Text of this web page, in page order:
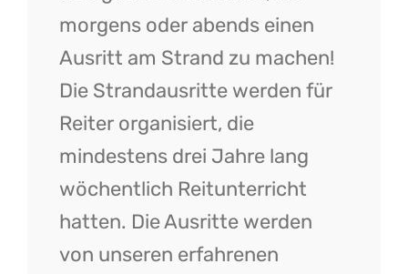
morgens oder abends einen
Ausritt am Strand zu machen!
Die Strandausritte werden für
Reiter organisiert, die
mindestens drei Jahre lang
wöchentlich Reitunterricht
hatten. Die Ausritte werden
von unseren erfahrenen